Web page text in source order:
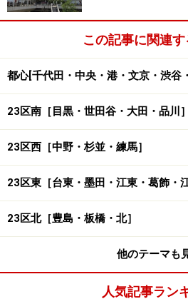
この記事に関連
都心[千代田・中央・港・文京・渋谷
23区南［目黒・世田谷・大田・品川］
23区西［中野・杉並・練馬］
23区東［台東・墨田・江東・葛飾・
23区北［豊島・板橋・北］
他のテーマも
人気記事ラン